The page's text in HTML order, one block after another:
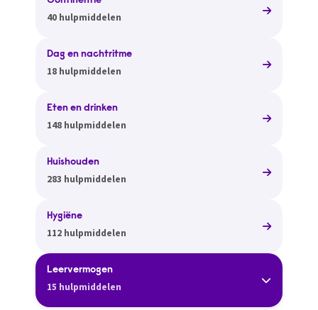
40 hulpmiddelen
Dag en nachtritme
18 hulpmiddelen
Eten en drinken
148 hulpmiddelen
Huishouden
283 hulpmiddelen
Hygiëne
112 hulpmiddelen
Leervermogen
15 hulpmiddelen